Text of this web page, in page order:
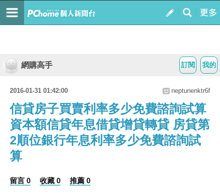
我的
訂閱
網購高手
2016-01-31 01:42:00 neptunenktr6f
信貸房子買賣利率多少免費諮詢試算
資本額信貸年息借貸增貸轉貸 房貸第
2順位銀行年息利率多少免費諮詢試
算
留言 0 收藏 0 推薦 0